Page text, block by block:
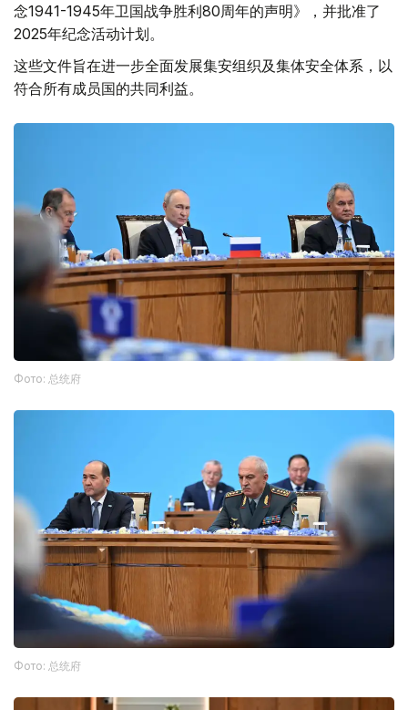
念1941-1945年卫国战争胜利80周年的声明》，并批准了
2025年纪念活动计划。
这些文件旨在进一步全面发展集安组织及集体安全体系，以
符合所有成员国的共同利益。
Фото: 总统府
Фото: 总统府